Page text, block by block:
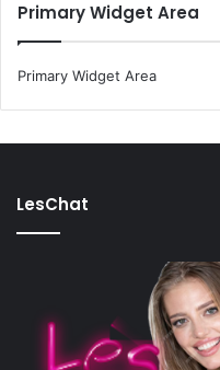
Primary Widget Area
Primary Widget Area
LesChat